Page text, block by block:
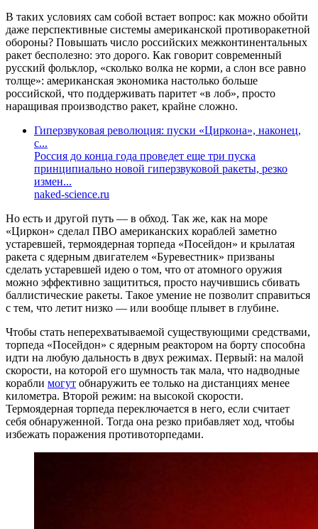
В таких условиях сам собой встает вопрос: как можно обойти
даже перспективные системы американской противоракетной
обороны? Повышать число российских межконтинентальных
ракет бесполезно: это дорого. Как говорит современный
русский фольклор, «сколько волка не корми, а слон все равно
толще»: американская экономика настолько больше
российской, что поддерживать паритет «в лоб», просто
наращивая производство ракет, крайне сложно.
Гиперзвуковая революция: пуски «Циркона», наконец,
с...
Россия до конца года проведет еще три пуска
принципиально новой гиперзвуковой ракеты, резко
измен...
naked-science.ru
Но есть и другой путь — в обход. Так же, как на море
«Циркон» сделал ПВО американских кораблей заметно
устаревшей, термоядерная торпеда «Посейдон» и крылатая
ракета с ядерным двигателем «Буревестник» призваны
сделать устаревшей идею о том, что от атомного оружия
можно эффективно защититься, просто научившись сбивать
баллистические ракеты. Такое умение не позволит справиться
с тем, что летит низко — или вообще плывет в глубине.
Чтобы стать неперехватываемой существующими средствами,
торпеда «Посейдон» с ядерным реактором на борту способна
идти на любую дальность в двух режимах. Первый: на малой
скорости, на которой его шумность так мала, что надводные
корабли могут обнаружить ее только на дистанциях менее
километра. Второй режим: на высокой скорости.
Термоядерная торпеда переключается в него, если считает
себя обнаруженной. Тогда она резко прибавляет ход, чтобы
избежать поражения противоторпедами.